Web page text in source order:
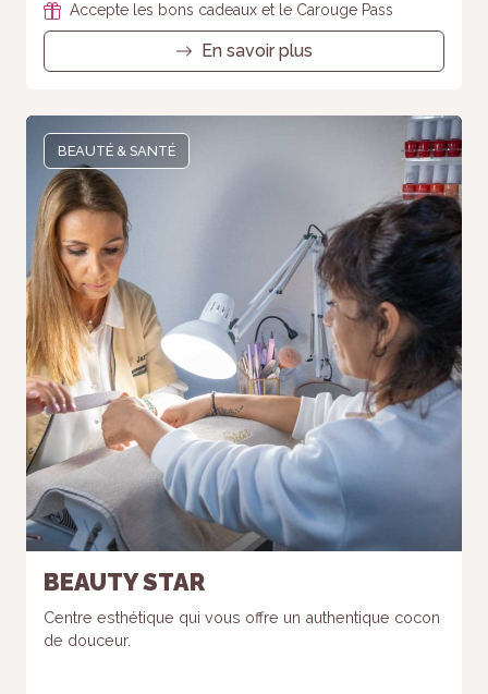
Accepte les bons cadeaux et le Carouge Pass
En savoir plus
BEAUTÉ & SANTÉ
BEAUTY STAR
Centre esthétique qui vous offre un authentique cocon
de douceur.